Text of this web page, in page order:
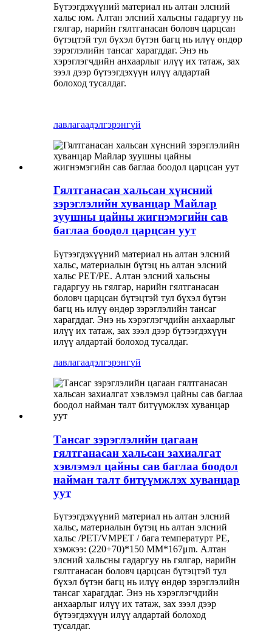
Бүтээгдэхүүний материал нь алтан элсний
хальс юм. Алтан элсний хальсны гадаргуу нь
гялгар, нарийн гялтганасан боловч царцсан
бүтэцтэй тул бүхэл бүтэн багц нь илүү өндөр
зэрэглэлийн тансаг харагддаг. Энэ нь
хэрэглэгчдийн анхаарлыг илүү их татаж, зах
зээл дээр бүтээгдэхүүн илүү алдартай
болоход тусалдаг.
лавлагаадэлгэрэнгүй
Гялтганасан хальсан хүнсний
зэрэглэлийн хуванцар Майлар
зуушны цайны жигнэмэгийн сав
баглаа боодол царцсан уут
Бүтээгдэхүүний материал нь алтан элсний
хальс, материалын бүтэц нь алтан элсний
хальс PET/PE. Алтан элсний хальсны
гадаргуу нь гялгар, нарийн гялтганасан
боловч царцсан бүтэцтэй тул бүхэл бүтэн
багц нь илүү өндөр зэрэглэлийн тансаг
харагддаг. Энэ нь хэрэглэгчдийн анхаарлыг
илүү их татаж, зах зээл дээр бүтээгдэхүүн
илүү алдартай болоход тусалдаг.
лавлагаадэлгэрэнгүй
Тансаг зэрэглэлийн цагаан
гялтганасан хальсан захиалгат
хэвлэмэл цайны сав баглаа боодол
найман талт битүүмжлэх хуванцар
уут
Бүтээгдэхүүний материал нь алтан элсний
хальс, материалын бүтэц нь алтан элсний
хальс /PET/VMPET / бага температурт PE,
хэмжээ: (220+70)*150 MM*167μm. Алтан
элсний хальсны гадаргуу нь гялгар, нарийн
гялтганасан боловч царцсан бүтэцтэй тул
бүхэл бүтэн багц нь илүү өндөр зэрэглэлийн
тансаг харагддаг. Энэ нь хэрэглэгчдийн
анхаарлыг илүү их татаж, зах зээл дээр
бүтээгдэхүүн илүү алдартай болоход
тусалдаг.